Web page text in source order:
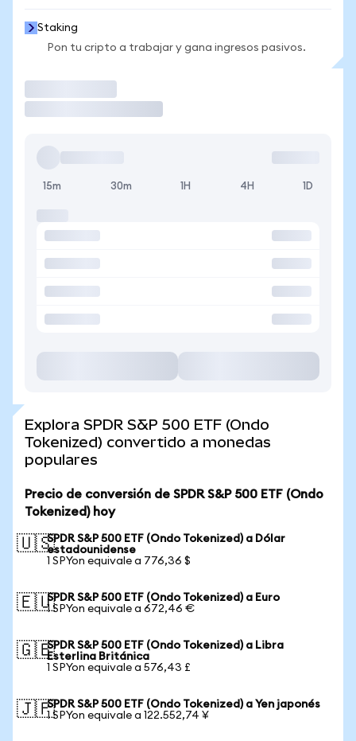
Staking
Pon tu cripto a trabajar y gana ingresos pasivos.
15m 30m 1H 4H 1D
Explora SPDR S&P 500 ETF (Ondo
Tokenized) convertido a monedas
populares
Precio de conversión de SPDR S&P 500 ETF (Ondo
Tokenized) hoy
🇺🇸SPDR S&P 500 ETF (Ondo Tokenized) a Dólar
estadounidense
1 SPYon equivale a 776,36 $
🇪🇺SPDR S&P 500 ETF (Ondo Tokenized) a Euro
1 SPYon equivale a 672,46 €
🇬🇧SPDR S&P 500 ETF (Ondo Tokenized) a Libra
Esterlina Británica
1 SPYon equivale a 576,43 £
🇯🇵SPDR S&P 500 ETF (Ondo Tokenized) a Yen japonés
1 SPYon equivale a 122.552,74 ¥